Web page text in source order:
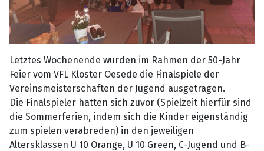
Letztes Wochenende wurden im Rahmen der 50-Jahr
Feier vom VFL Kloster Oesede die Finalspiele der
Vereinsmeisterschaften der Jugend ausgetragen.
Die Finalspieler hatten sich zuvor (Spielzeit hierfür sind
die Sommerferien, indem sich die Kinder eigenständig
zum spielen verabreden) in den jeweiligen
Altersklassen U 10 Orange, U 10 Green, C-Jugend und B-